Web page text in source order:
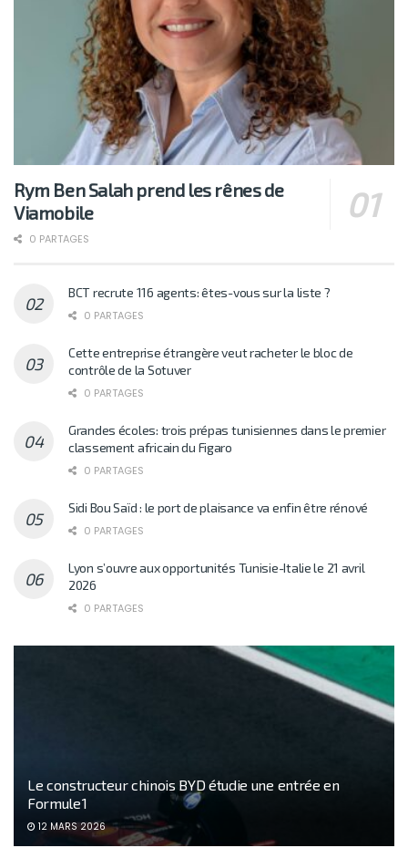
Rym Ben Salah prend les rênes de
Viamobile
0 PARTAGES
BCT recrute 116 agents: êtes-vous sur la liste ?
0 PARTAGES
Cette entreprise étrangère veut racheter le bloc de
contrôle de la Sotuver
0 PARTAGES
Grandes écoles: trois prépas tunisiennes dans le premier
classement africain du Figaro
0 PARTAGES
Sidi Bou Saïd : le port de plaisance va enfin être rénové
0 PARTAGES
Lyon s’ouvre aux opportunités Tunisie-Italie le 21 avril
2026
0 PARTAGES
Le constructeur chinois BYD étudie une entrée en
Formule 1
12 MARS 2026